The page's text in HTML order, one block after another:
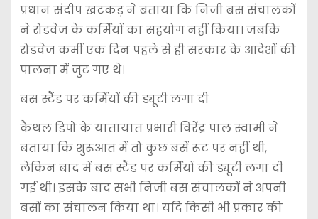
प्रधान संदीप खटकड़ ने बताया कि निजी बस संचालकों
ने रोडवेज के कर्मियों का सहयोग नहीं किया। जबकि
रोडवेज कर्मी एक दिन पहले से ही सरकार के आदेशों की
पालना में जुट गए थे।
बस स्टैंड पर कर्मियों की ड्यूटी लगा दी
कैथल डिपो के यातायात प्रभारी विरेंद्र पाल स्वामी ने
बताया कि शुरूआत में तो कुछ बसें रूट पर नहीं थी,
लेकिन बाद में बस स्टैंड पर कर्मियों की ड्यूटी लगा दी
गई थी। इसके बाद सभी निजी बस संचालकों ने अपनी
बसों का संचालन किया था। यदि किसी भी प्रकार की